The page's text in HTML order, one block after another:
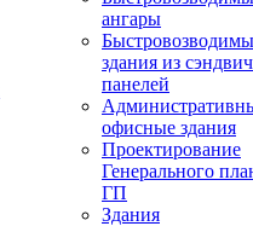
ангары
здания из сэндвич
панелей
офисные здания
Проектирование
Генерального
ГП
Здания